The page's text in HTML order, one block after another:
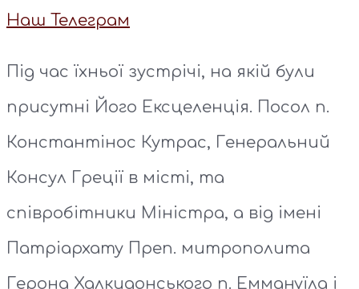
Наш Телеграм
Під час їхньої зустрічі, на якій були
присутні Його Ексцеленція. Посол п.
Константінос Кутрас, Генеральний
Консул Греції в місті, та
співробітники Міністра, а від імені
Патріархату Преп. митрополита
Герона Халкидонського п. Еммануїла і